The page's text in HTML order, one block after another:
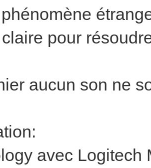
pour
aucun son ne
avec Logitech